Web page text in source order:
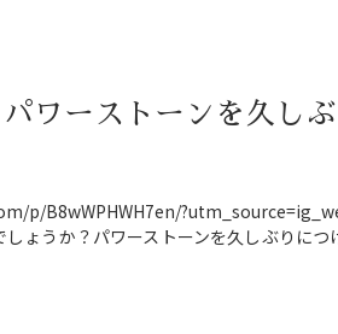
ワーストーンを久し
p/B8wWPHWH7en/
ょうか？パワーストーンを久しぶりにつ